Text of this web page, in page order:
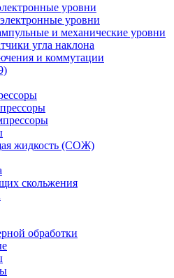
уровни
уровни
и механические уровни
угла наклона
и коммутации
жидкость (СОЖ)
скольжения
обработки